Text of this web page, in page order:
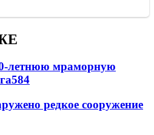
летнюю мраморную
584
редкое сооружение